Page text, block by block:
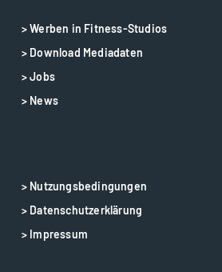
> Werben in Fitness-Studios
> Download Mediadaten
> Jobs
> News
> Nutzungsbedingungen
> Datenschutzerklärung
> Impressum